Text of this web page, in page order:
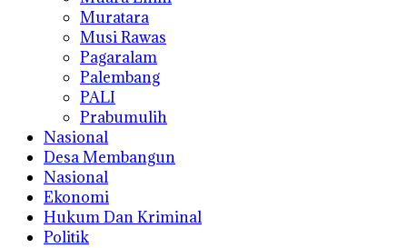
Muratara
Musi Rawas
Pagaralam
Palembang
PALI
Prabumulih
Nasional
Desa Membangun
Nasional
Ekonomi
Hukum Dan Kriminal
Politik